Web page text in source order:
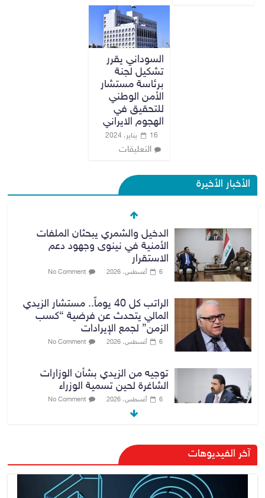
السوداني يقرر
تشكيل لجنة
برئاسة مستشار
الأمن الوطني
للتحقيق في
الهجوم الايراني
16 يناير، 2024
التعليقات
الأخبار الأخيرة
الدخيل والشمري يبحثان الملفات
الأمنية في نينوى وجهود دعم
الاستقرار
6 أغسطس، 2026 No Comment
الراتب كل 40 يوماً.. مستشار الزيدي
المالي يتحدث عن فرضية “كسب
الزمن” لجمع الإيرادات
6 أغسطس، 2026 No Comment
توجيه من الزيدي بشأن الوزارات
الشاغرة لحين تسمية الوزراء
6 أغسطس، 2026 No Comment
هيئة الإعلام والاتصالات تعتمد شركة
Apple منصة رقمية موثوقة لدعم
الاقتصاد الرقمي
6 أغسطس، 2026 No Comment
آخر الفيديوهات